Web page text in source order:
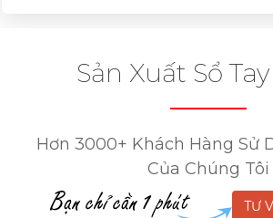
Sản Xuất Sổ
Hơn 3000+ Khách Hàng Sử
Của Chúng Tôi
TƯ